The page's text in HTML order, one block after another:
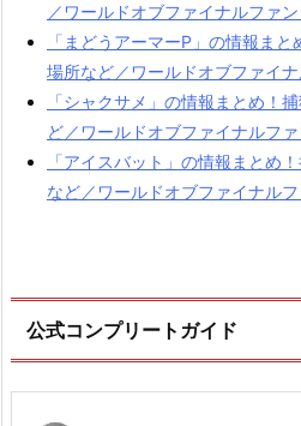
／ワールドオブファイナルファ
「まどうアーマーP」の情報ま
場所など／ワールドオブファイ
「シャクサメ」の情報まとめ！
ど／ワールドオブファイナルフ
「アイスバット」の情報まとめ
など／ワールドオブファイナル
公式コンプリートガイド